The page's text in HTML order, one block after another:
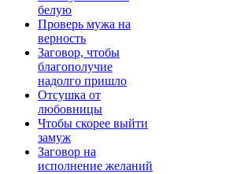
белую
Проверь мужа на
верность
Заговор, чтобы
благополучие
надолго пришло
Отсушка от
любовницы
Чтобы скорее выйти
замуж
Заговор на
исполнение желаний